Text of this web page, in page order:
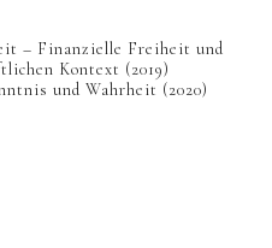
– Finanzielle Freiheit und
Kontext (2019)
und Wahrheit (2020)